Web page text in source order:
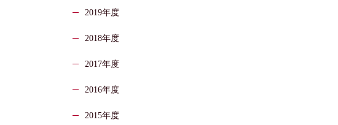
2019年度
2018年度
2017年度
2016年度
2015年度